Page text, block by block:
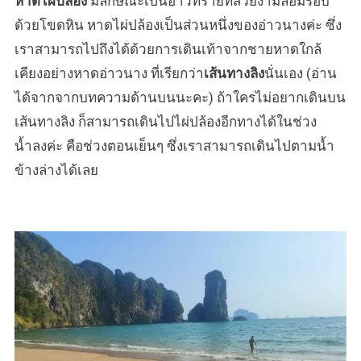
ด้วยโขดหิน หาดไผ่ปล้องเป็นส่วนหนึ่งของอ่าวนางค่ะ ซึ่ง
เราสามารถไปถึงได้ด้วยการเดินเท้าจากชายหาดใกล้
เคียงอย่างหาดอ่าวนาง ที่เรียกว่าเส้นทางลิงนั่นเอง (อ่าน
ได้จากจากบทความด้านบนนะคะ) ถ้าใครไม่อยากเดินบน
เส้นทางลิง ก็สามารถเดินไปไผ่ปล้องอีกทางได้ในช่วง
น้ำลงค่ะ คือช่วงตอนเย็นๆ ซึ่งเราสามารถเดินไปตามน้ำ
ข้างล่างได้เลย